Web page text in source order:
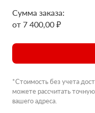
Сумма заказа:
от 7 400,00 ₽
*Стоимость без учета
можете рассчитать
вашего адреса.